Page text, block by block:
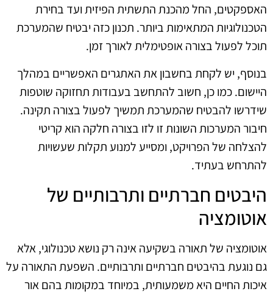
האספקטים, החל מהכנת התשתית הפיזית ועד בחירת
הטכנולוגיות המתאימות ביותר. תכנון כזה יבטיח שהמערכת
תוכל לפעול בצורה אופטימלית לאורך זמן.
בנוסף, יש לקחת בחשבון את האתגרים האפשריים במהלך
היישום. כמו כן, חשוב להתחשב בעבודות תחזוקה שוטפות
שידרשו להבטיח שהמערכת תמשיך לפעול בצורה תקינה.
חיבור המערכות השונות זו לזו בצורה חלקה הוא קריטי
להצלחה של הפרויקט, ומסייע למנוע תקלות שעשויות
להתרחש בעתיד.
היבטים חברתיים ותרבותיים של
אוטומציה
אוטומציה של תאורה בשקיעה אינה רק נושא טכנולוגי, אלא
גם נוגעת בהיבטים חברתיים ותרבותיים. השפעת התאורה על
איכות החיים היא משמעותית, במיוחד במקומות בהם אור